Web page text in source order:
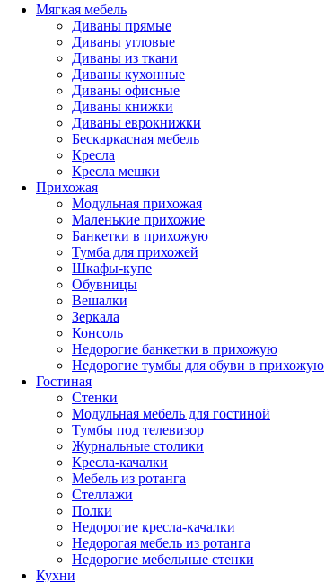
Мягкая мебель
Диваны прямые
Диваны угловые
Диваны из ткани
Диваны кухонные
Диваны офисные
Диваны книжки
Диваны еврокнижки
Бескаркасная мебель
Кресла
Кресла мешки
Прихожая
Модульная прихожая
Маленькие прихожие
Банкетки в прихожую
Тумба для прихожей
Шкафы-купе
Обувницы
Вешалки
Зеркала
Консоль
Недорогие банкетки в прихожую
Недорогие тумбы для обуви в прихожую
Гостиная
Стенки
Модульная мебель для гостиной
Тумбы под телевизор
Журнальные столики
Кресла-качалки
Мебель из ротанга
Стеллажи
Полки
Недорогие кресла-качалки
Недорогая мебель из ротанга
Недорогие мебельные стенки
Кухни